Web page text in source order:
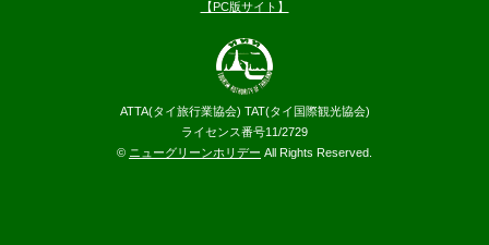
【PC版サイト】
ATTA(タイ旅行業協会) TAT(タイ国際観光協会)
ライセンス番号11/2729
© ニューグリーンホリデー All Rights Reserved.